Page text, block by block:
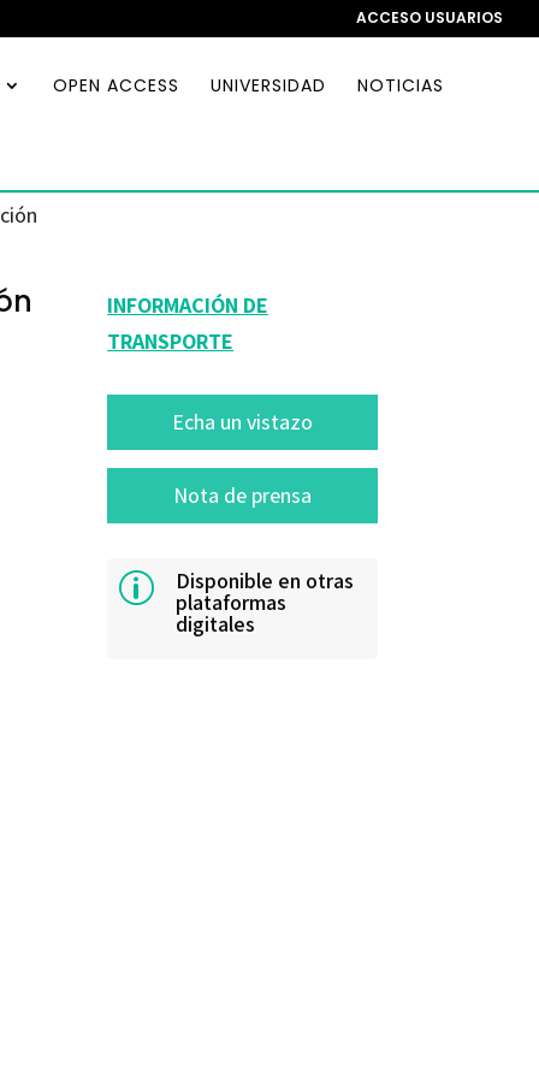
ACCESO USUARIOS
OPEN ACCESS UNIVERSIDAD NOTICIAS
INFORMACIÓN DE
TRANSPORTE
Echa un vistazo
Nota de prensa
p Disponible en otras
plataformas
digitales